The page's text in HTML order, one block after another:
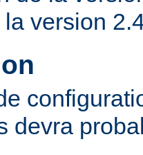
version
devra